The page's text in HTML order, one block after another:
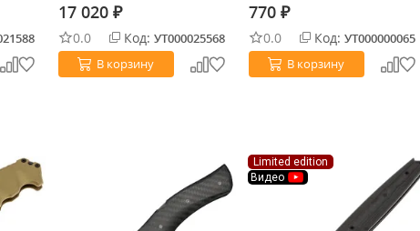
17 020 ₽
0.0 Код: УТ000025568
В корзину
770 ₽
0.0 Код: УТ000000065
В корзину
Limited edition
Видео